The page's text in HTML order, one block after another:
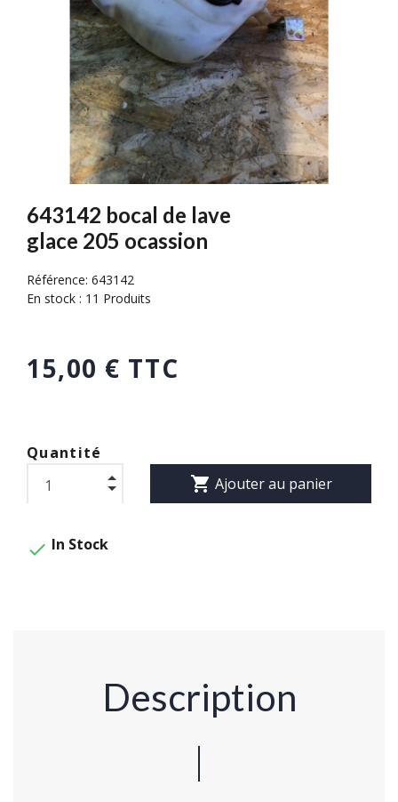
643142 bocal de lave
glace 205 ocassion
Référence: 643142
En stock : 11 Produits
15,00 € TTC
Quantité
shopping_cart Ajouter au panier
 In Stock
Description